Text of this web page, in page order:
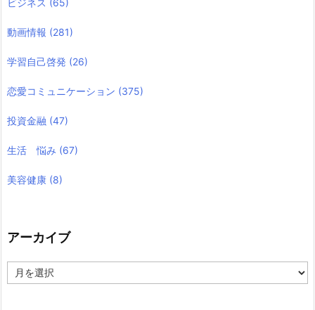
ビジネス (65)
動画情報 (281)
学習自己啓発 (26)
恋愛コミュニケーション (375)
投資金融 (47)
生活 悩み (67)
美容健康 (8)
アーカイブ
ー